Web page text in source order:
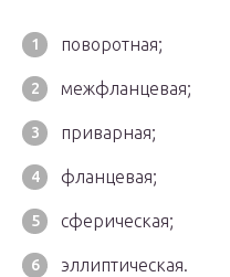
поворотная;
межфланцевая;
приварная;
фланцевая;
сферическая;
эллиптическая.